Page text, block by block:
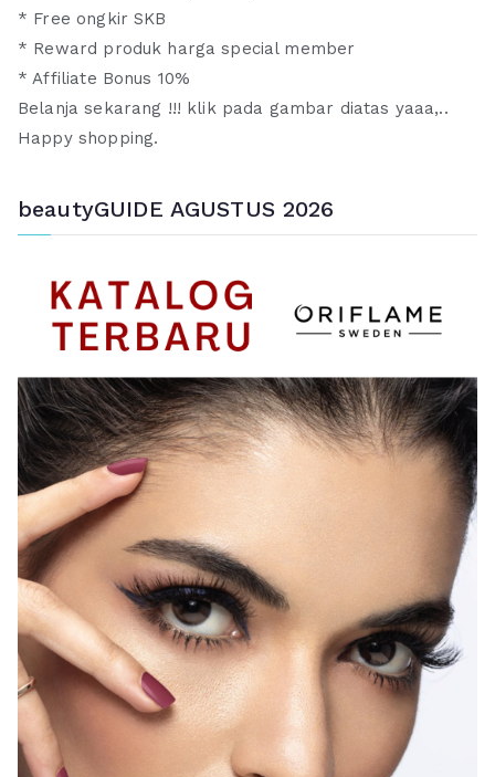
* Free ongkir SKB
* Reward produk harga special member
* Affiliate Bonus 10%
Belanja sekarang !!! klik pada gambar diatas yaaa,..
Happy shopping.
beautyGUIDE AGUSTUS 2026